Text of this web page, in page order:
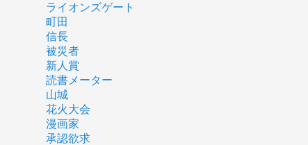
ライオンズゲート
町田
信長
被災者
新人賞
読書メーター
山城
花火大会
漫画家
承認欲求